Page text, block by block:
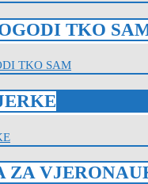
TKO
ZA